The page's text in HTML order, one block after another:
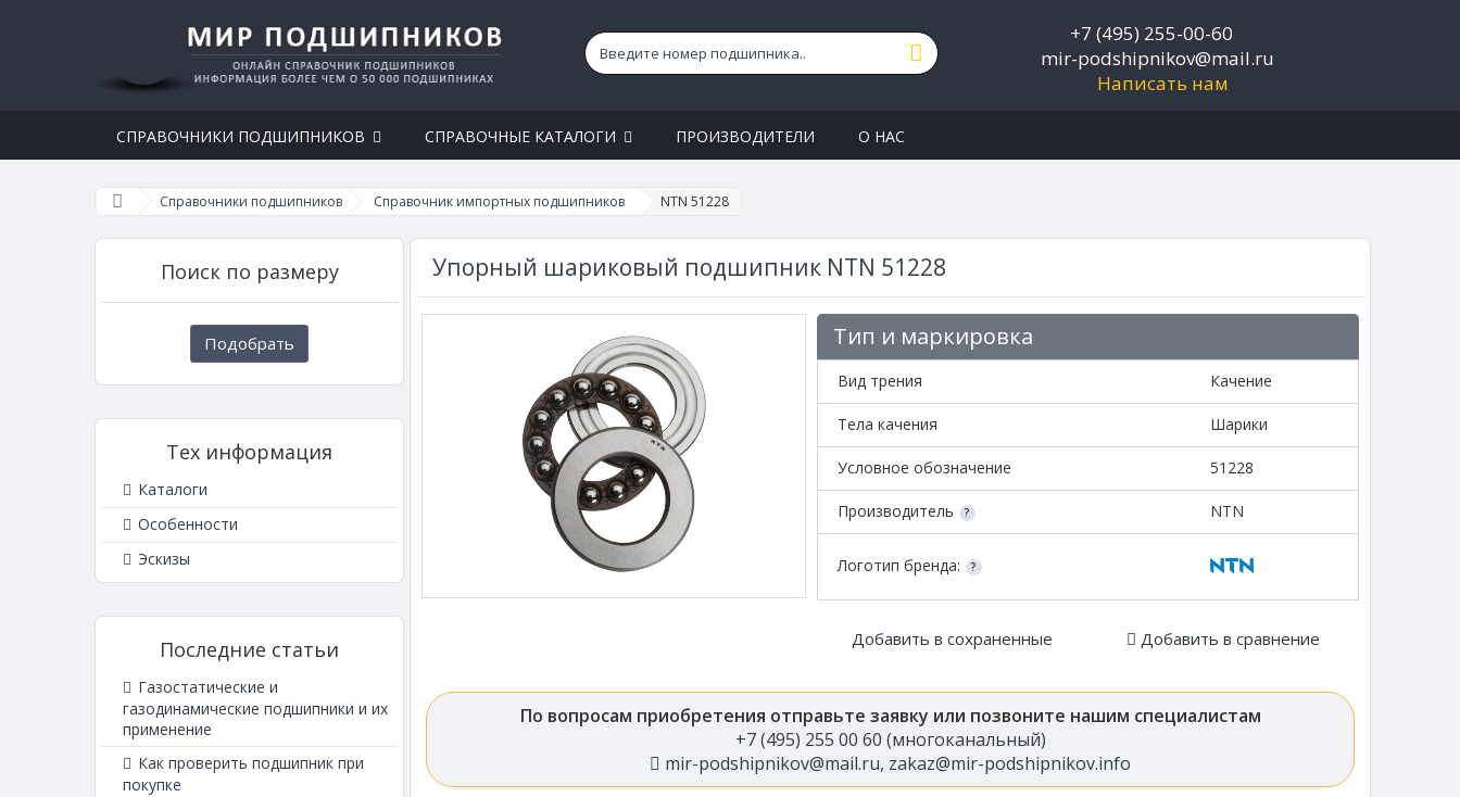
+7 (495) 255-00-60
mir-podshipnikov@mail.ru
Написать нам
СПРАВОЧНИКИ ПОДШИПНИКОВ СПРАВОЧНЫЕ КАТАЛОГИ ПРОИЗВОДИТЕЛИ О НАС
Справочники подшипников Справочник импортных подшипников NTN 51228
Поиск по размеру
Подобрать
Тех информация
Каталоги
Особенности
Эскизы
Последние статьи
Газостатические и
газодинамические подшипники и их
применение
Как проверить подшипник при
покупке
Упорный шариковый подшипник NTN 51228
Тип и маркировка
Вид трения Качение
Тела качения Шарики
Условное обозначение 51228
Производитель NTN
Логотип бренда:
Добавить в сохраненные Добавить в сравнение
По вопросам приобретения отправьте заявку или позвоните нашим специалистам
+7 (495) 255 00 60 (многоканальный)
mir-podshipnikov@mail.ru, zakaz@mir-podshipnikov.info